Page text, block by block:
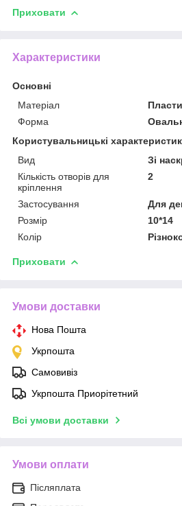
Приховати
Характеристики
Основні
Матеріал
Форма
Користувальницькі
Вид
Зі
Кількість отворів для
кріплення
2
Застосування
Для
Розмір
10*14
Колір
Приховати
Умови доставки
Нова Пошта
Укрпошта
Самовивіз
Укрпошта Приорітетний
Всі умови доставки
Умови оплати
Післяплата